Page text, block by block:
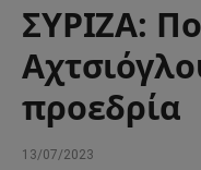
ΣΥΡΙΖΑ:
προεδρία
13/07/2023